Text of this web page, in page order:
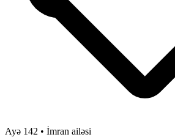
Ayə 142 • İmran ailəsi